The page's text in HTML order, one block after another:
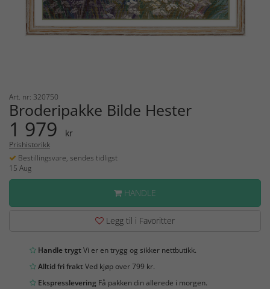
Art. nr: 320750
Broderipakke Bilde Hester
1 979 kr
Prishistorikk
Bestillingsvare, sendes tidligst
15 Aug
HANDLE
Legg til i Favoritter
Handle trygtVi er en trygg og sikker nettbutikk.
Alltid fri fraktVed kjøp over 799 kr.
Ekspresslevering Få pakken din allerede i morgen.